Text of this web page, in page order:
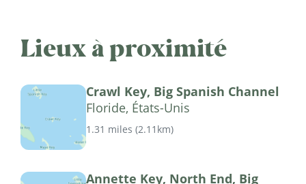
Lieux à proximité
Crawl Key, Big Spanish Channel
Floride, États-Unis
1.31 miles (2.11km)
Annette Key, North End, Big